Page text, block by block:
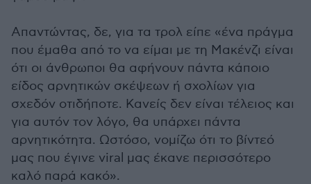
Απαντώντας, δε, για τα τρολ είπε «ένα πράγμα
που έμαθα από το να είμαι με τη Μακένζι είναι
ότι οι άνθρωποι θα αφήνουν πάντα κάποιο
είδος αρνητικών σκέψεων ή σχολίων για
σχεδόν οτιδήποτε. Κανείς δεν είναι τέλειος και
για αυτόν τον λόγο, θα υπάρχει πάντα
αρνητικότητα. Ωστόσο, νομίζω ότι το βίντεό
μας που έγινε viral μας έκανε περισσότερο
καλό παρά κακό».